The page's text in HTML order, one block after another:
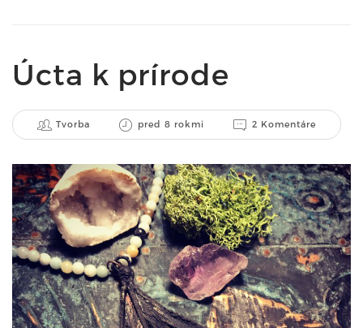
Úcta k prírode
Tvorba pred 8 rokmi 2 Komentáre